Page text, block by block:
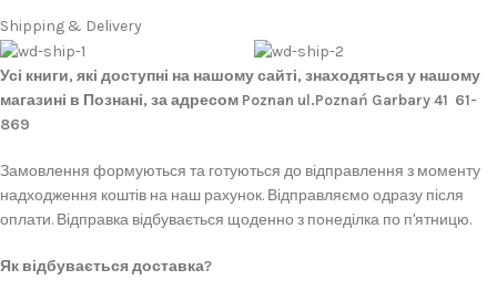
Shipping & Delivery
Усі книги, які доступні на нашому сайті, знаходяться у нашому
магазині в Познані, за адресом Poznan ul.Poznań Garbary 41 61-
869
Замовлення формуються та готуються до відправлення з моменту
надходження коштів на наш рахунок. Відправляємо одразу після
оплати. Відправка відбувається щоденно з понеділка по п'ятницю.
Як відбувається доставка?